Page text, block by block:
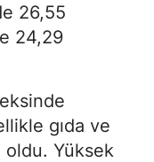
26,55
24,29
gıda ve
oldu. Yüksek